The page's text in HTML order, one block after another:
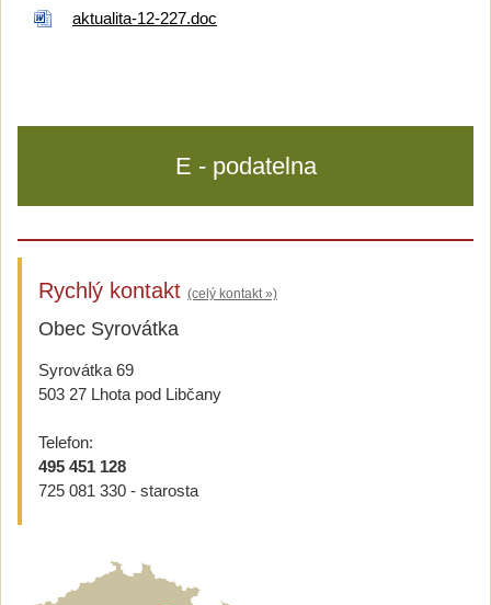
aktualita-12-227.doc
E - podatelna
Rychlý kontakt (celý kontakt »)
Obec Syrovátka
Syrovátka 69
503 27 Lhota pod Libčany
Telefon:
495 451 128
725 081 330 - starosta